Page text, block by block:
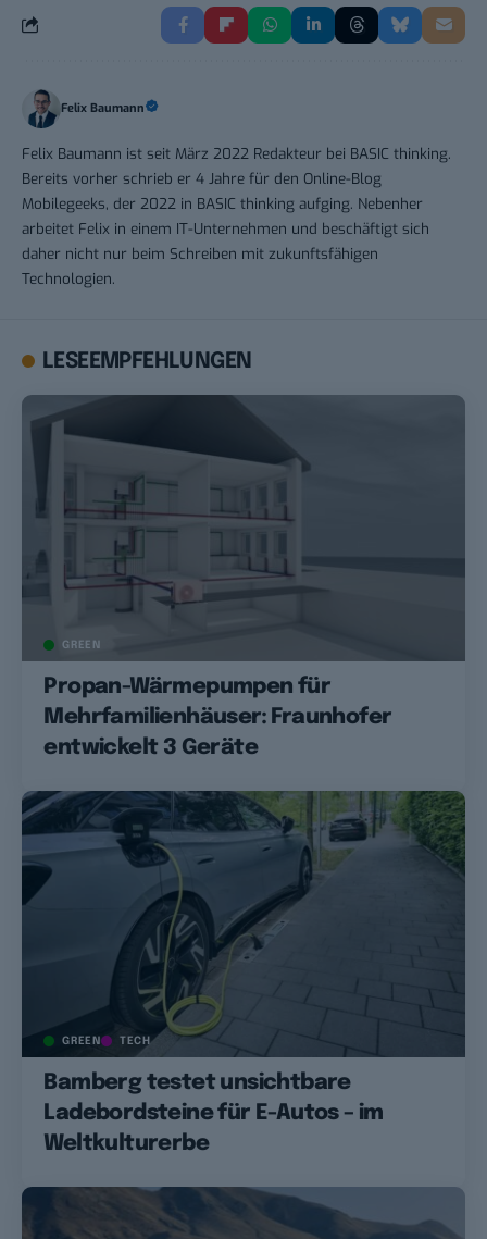
Felix Baumann
Felix Baumann ist seit März 2022 Redakteur bei BASIC thinking.
Bereits vorher schrieb er 4 Jahre für den Online-Blog
Mobilegeeks, der 2022 in BASIC thinking aufging. Nebenher
arbeitet Felix in einem IT-Unternehmen und beschäftigt sich
daher nicht nur beim Schreiben mit zukunftsfähigen
Technologien.
LESEEMPFEHLUNGEN
GREEN
Propan-Wärmepumpen für
Mehrfamilienhäuser: Fraunhofer
entwickelt 3 Geräte
GREEN TECH
Bamberg testet unsichtbare
Ladebordsteine für E-Autos – im
Weltkulturerbe